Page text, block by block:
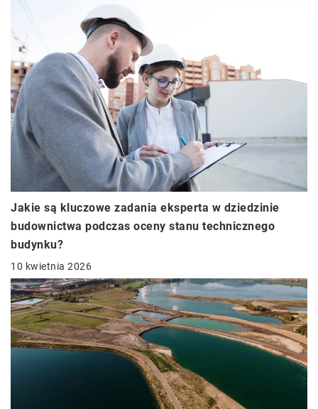
Jakie są kluczowe zadania eksperta w dziedzinie
budownictwa podczas oceny stanu technicznego
budynku?
10 kwietnia 2026